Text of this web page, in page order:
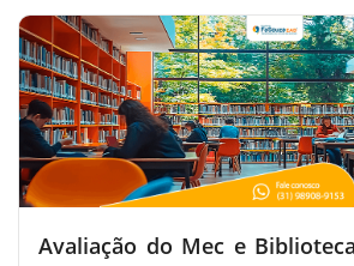
Avaliação do Mec e